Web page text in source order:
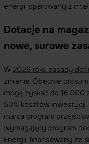
energii sparowany z
Dotacje na
nowe, surowe
W 2026 roku zasady
zmianie. Obecnie
mogą zyskać do 16 000
50% kosztów inwestycji.
marca program
wymagający program
Energii, finansowany ze